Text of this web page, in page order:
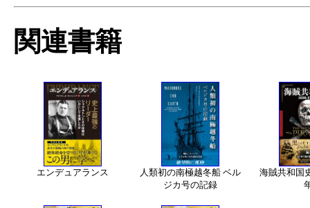
関連書籍
エンデュアランス
人類初の南極越冬船 ベル
ジカ号の記録
海賊共和国